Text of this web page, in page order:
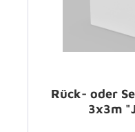
Rück- oder
3x3m